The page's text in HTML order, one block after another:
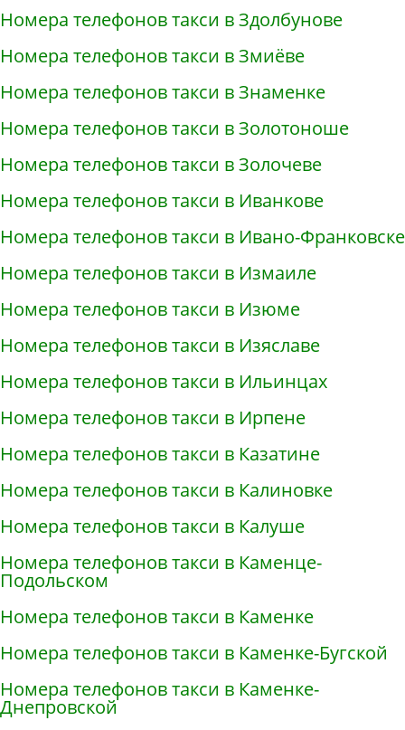
Номера телефонов такси в Здолбунове
Номера телефонов такси в Змиёве
Номера телефонов такси в Знаменке
Номера телефонов такси в Золотоноше
Номера телефонов такси в Золочеве
Номера телефонов такси в Иванкове
Номера телефонов такси в Ивано-Франковске
Номера телефонов такси в Измаиле
Номера телефонов такси в Изюме
Номера телефонов такси в Изяславе
Номера телефонов такси в Ильинцах
Номера телефонов такси в Ирпене
Номера телефонов такси в Казатине
Номера телефонов такси в Калиновке
Номера телефонов такси в Калуше
Номера телефонов такси в Каменце-
Подольском
Номера телефонов такси в Каменке
Номера телефонов такси в Каменке-Бугской
Номера телефонов такси в Каменке-
Днепровской